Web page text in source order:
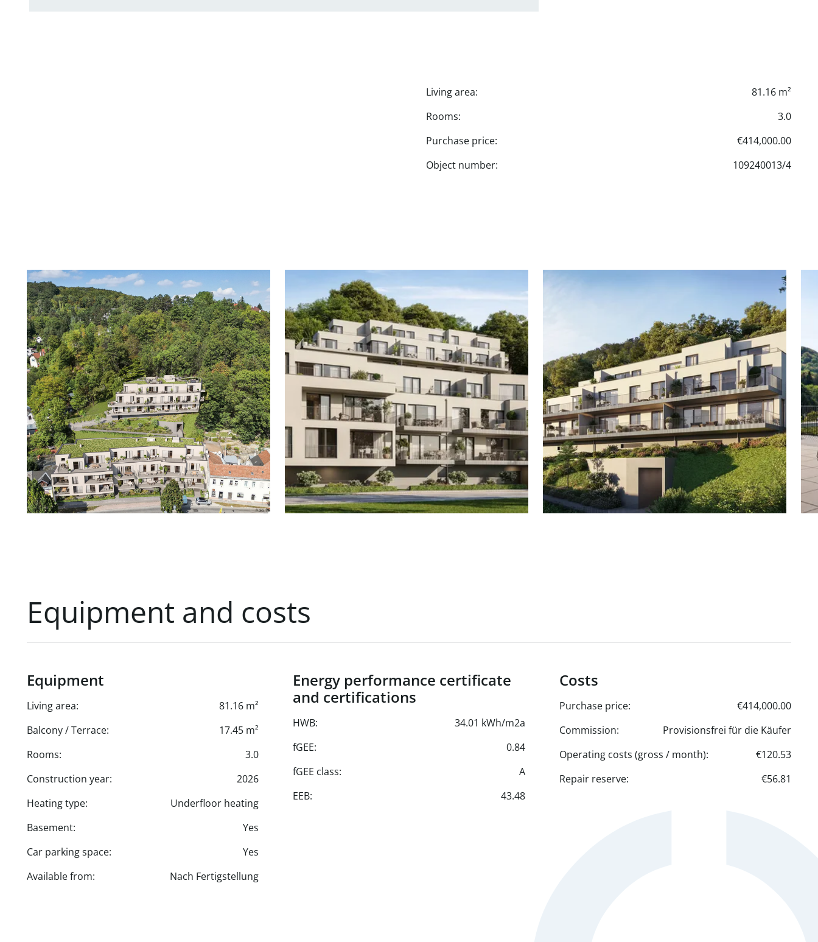
Living area:
81.16 m²
Rooms:
3.0
Purchase price:
€414,000.00
Object number:
109240013/4
Equipment and costs
Equipment
Living area:
81.16 m²
Balcony / Terrace:
17.45 m²
Rooms:
3.0
Construction year:
2026
Heating type:
Underfloor heating
Basement:
Yes
Car parking space:
Yes
Available from:
Nach Fertigstellung
Energy performance certificate
and certifications
HWB:
34.01 kWh/m2a
fGEE:
0.84
fGEE class:
A
EEB:
43.48
Costs
Purchase price:
€414,000.00
Commission:
Provisionsfrei für die Käufer
Operating costs (gross / month):
€120.53
Repair reserve:
€56.81